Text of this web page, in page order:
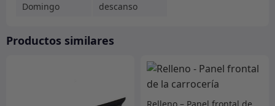
Domingo
descanso
Productos similares